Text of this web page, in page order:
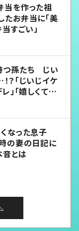
当を作った祖
お弁当に「美
すごい」
つ孫たち じい
？「じいじイケ
」「嬉しくて可
なった息子
の妻の日記に
とは